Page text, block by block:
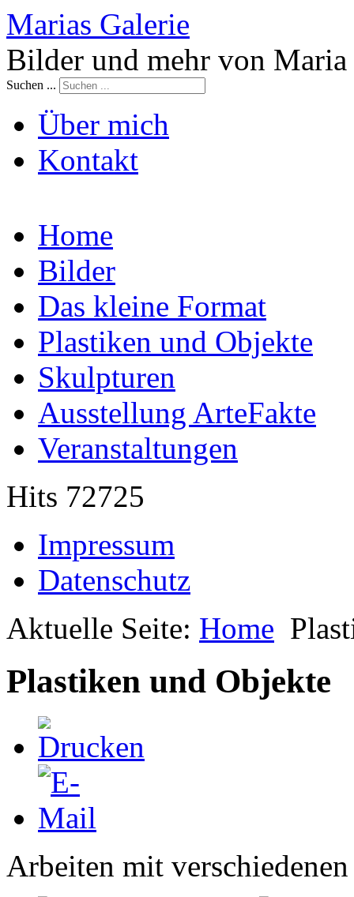
Marias Galerie
Bilder und mehr von
Suchen ...
Über mich
Kontakt
Home
Bilder
Das kleine Format
Plastiken und Objekte
Skulpturen
Ausstellung ArteFakte
Veranstaltungen
Hits 72725
Impressum
Datenschutz
Aktuelle Seite: Home
Plastiken und Objekte
Arbeiten mit